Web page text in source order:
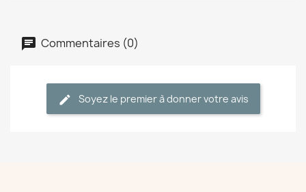
Commentaires (0)
Soyez le premier à donner votre avis